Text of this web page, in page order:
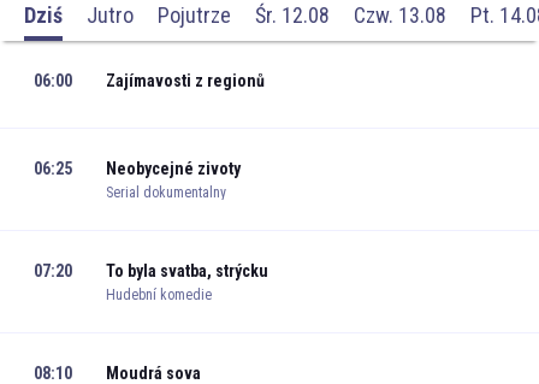
Dziś Jutro Pojutrze Śr. 12.08 Czw. 13.08 Pt.
06:00 Zajímavosti z regionů
06:25 Neobycejné zivoty
Serial dokumentalny
07:20 To byla svatba, strýcku
Hudební komedie
08:10 Moudrá sova